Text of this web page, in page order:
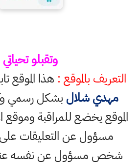
وتقبلو تحياتي
التعريف بالموقع : هذا الموقع
مهدي شلال بشكل رسمي
الموقع يخضع للمراقبة وموقع
مسؤول عن التعليقات على
شخص مسؤول عن نفسه عند